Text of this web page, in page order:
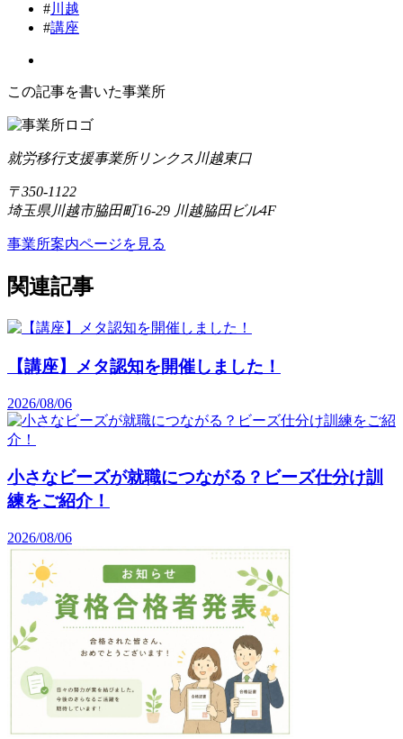
#川越
#講座
この記事を書いた事業所
就労移行支援事業所リンクス川越東口
〒350-1122
埼玉県川越市脇田町16-29 川越脇田ビル4F
事業所案内ページを見る
関連記事
【講座】メタ認知を開催しました！
2026/08/06
小さなビーズが就職につながる？ビーズ仕分け訓
練をご紹介！
2026/08/06